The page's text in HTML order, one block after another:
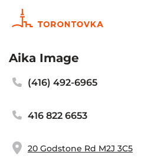
Aika Image
(416) 492-6965
416 822 6653
20 Godstone Rd M2J 3C5